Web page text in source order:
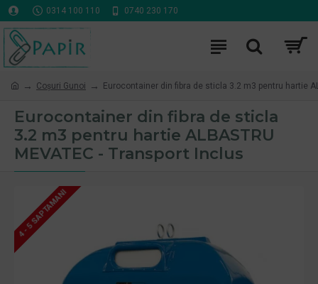
0314 100 110 0740 230 170
Coşuri Gunoi Eurocontainer din fibra de sticla 3.2 m3 pentru hartie
Eurocontainer din fibra de sticla
3.2 m3 pentru hartie ALBASTRU
MEVATEC - Transport Inclus
4 - 5 SAPTAMANI